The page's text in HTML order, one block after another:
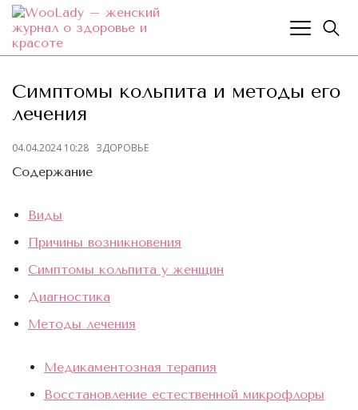
Симптомы кольпита и методы его
лечения
04.04.2024 10:28 ЗДОРОВЬЕ
Содержание
Виды
Причины возникновения
Симптомы кольпита у женщин
Диагностика
Методы лечения
Медикаментозная терапия
Восстановление естественной микрофлоры